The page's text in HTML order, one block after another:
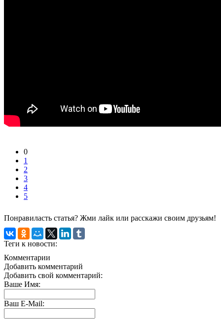
0
1
2
3
4
5
Понравиласть статья? Жми лайк или расскажи своим друзьям!
Теги к новости:
Комментарии
Добавить комментарий
Добавить свой комментарий:
Ваше Имя:
Ваш E-Mail: